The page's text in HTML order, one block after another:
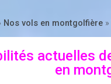
Nos vols en montgolfière»
actuelles
en